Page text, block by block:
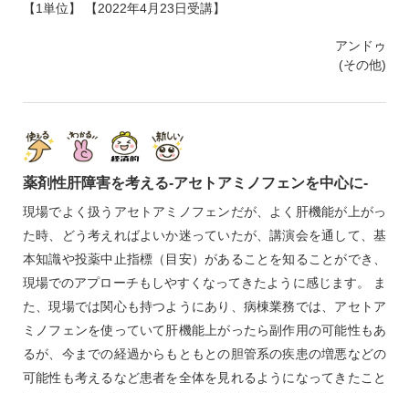
【1単位】 【2022年4月23日受講】
アンドゥ
(その他)
薬剤性肝障害を考える‐アセトアミノフェンを中心に‐
現場でよく扱うアセトアミノフェンだが、よく肝機能が上がっ
た時、どう考えればよいか迷っていたが、講演会を通して、基
本知識や投薬中止指標（目安）があることを知ることができ、
現場でのアプローチもしやすくなってきたように感じます。 ま
た、現場では関心も持つようにあり、病棟業務では、アセトア
ミノフェンを使っていて肝機能上がったら副作用の可能性もあ
るが、今までの経過からもともとの胆管系の疾患の増悪などの
可能性も考えるなど患者を全体を見れるようになってきたこと